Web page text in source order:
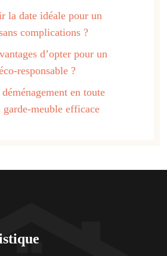
la date idéale pour un
complications ?
d’opter pour un
responsable ?
en toute
garde-meuble efficace